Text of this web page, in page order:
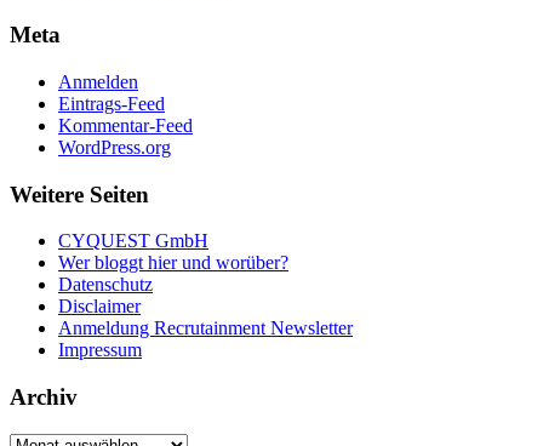
Meta
Anmelden
Eintrags-Feed
Kommentar-Feed
WordPress.org
Weitere Seiten
CYQUEST GmbH
Wer bloggt hier und worüber?
Datenschutz
Disclaimer
Anmeldung Recrutainment Newsletter
Impressum
Archiv